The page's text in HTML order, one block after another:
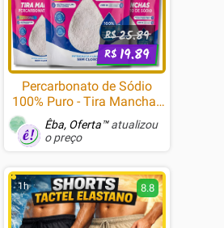
R$25.89
R$19.89
Percarbonato de Sódio
100% Puro - Tira Manchas
Premium Roupas Brancas
e Coloridas
Êba, Oferta™atualizou
o preço
1h 8.8